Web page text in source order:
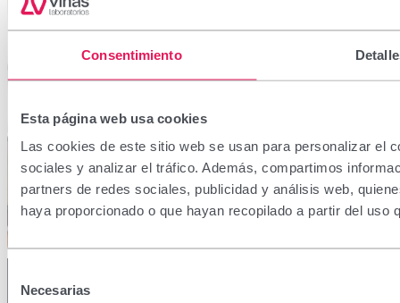
Consentimiento
Esta página web usa cookies
Las cookies de este sitio web se usan para personalizar el
sociales y analizar el tráfico. Además, compartimos
partners de redes sociales, publicidad y análisis web,
haya proporcionado o que hayan recopilado a partir del uso
Necesarias
Información útil, recomendaciones prácticas y
contenidos pensados para acompañarte en el
Lee nuestros consejos